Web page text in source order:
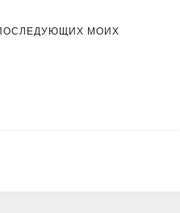
ПОСЛЕДУЮЩИХ МОИХ